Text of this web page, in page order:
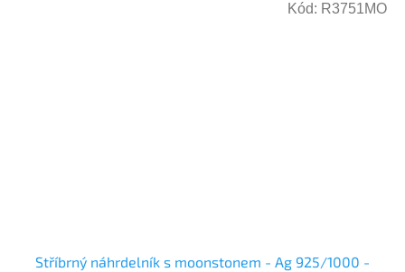
Stříbrný náhrdelník s moonstonem - Ag 925/1000 -
Kód: R3751MO